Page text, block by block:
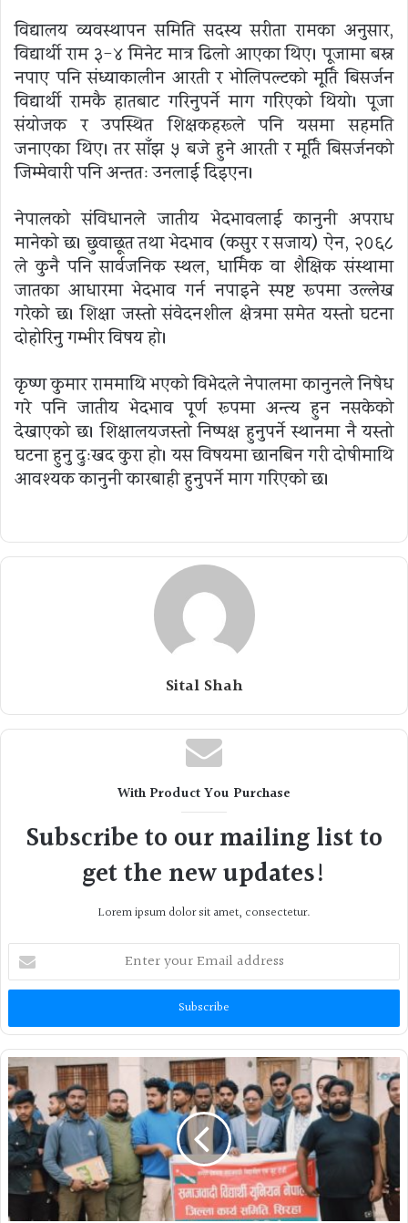
विद्यालय व्यवस्थापन समिति सदस्य सरीता रामका अनुसार,
विद्यार्थी राम ३-४ मिनेट मात्र ढिलो आएका थिए। पूजामा बस्न
नपाए पनि संध्याकालीन आरती र भोलिपल्टको मूर्ति बिसर्जन
विद्यार्थी रामकै हातबाट गरिनुपर्ने माग गरिएको थियो। पूजा
संयोजक र उपस्थित शिक्षकहरूले पनि यसमा सहमति
जनाएका थिए। तर साँझ ५ बजे हुने आरती र मूर्ति बिसर्जनको
जिम्मेवारी पनि अन्ततः उनलाई दिइएन।
नेपालको संविधानले जातीय भेदभावलाई कानुनी अपराध
मानेको छ। छुवाछूत तथा भेदभाव (कसुर र सजाय) ऐन, २०६८
ले कुनै पनि सार्वजनिक स्थल, धार्मिक वा शैक्षिक संस्थामा
जातका आधारमा भेदभाव गर्न नपाइने स्पष्ट रूपमा उल्लेख
गरेको छ। शिक्षा जस्तो संवेदनशील क्षेत्रमा समेत यस्तो घटना
दोहोरिनु गम्भीर विषय हो।
कृष्ण कुमार राममाथि भएको विभेदले नेपालमा कानुनले निषेध
गरे पनि जातीय भेदभाव पूर्ण रूपमा अन्त्य हुन नसकेको
देखाएको छ। शिक्षालयजस्तो निष्पक्ष हुनुपर्ने स्थानमा नै यस्तो
घटना हुनु दुःखद कुरा हो। यस विषयमा छानबिन गरी दोषीमाथि
आवश्यक कानुनी कारबाही हुनुपर्ने माग गरिएको छ।
Sital Shah
With Product You Purchase
Subscribe to our mailing list to
get the new updates!
Lorem ipsum dolor sit amet, consectetur.
Enter
your
Email